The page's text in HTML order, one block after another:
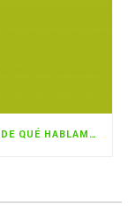
TURISMO SOSTENIBLE, RESPONSABLE… ¿DE QUÉ HABLAMOS?